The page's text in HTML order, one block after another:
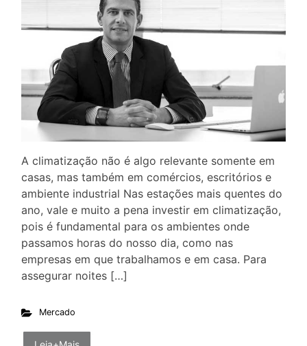
A climatização não é algo relevante somente em
casas, mas também em comércios, escritórios e
ambiente industrial Nas estações mais quentes do
ano, vale e muito a pena investir em climatização,
pois é fundamental para os ambientes onde
passamos horas do nosso dia, como nas
empresas em que trabalhamos e em casa. Para
assegurar noites […]
Mercado